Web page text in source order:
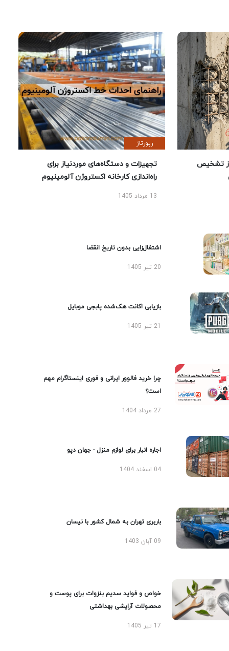
تشخیص
رپورتاژ
تجهیزات و دستگاه‌های موردنیاز برای
راه‌اندازی کارخانه اکستروژن آلومینیوم
13 مرداد 1405
اشتغال‌زایی بدون تاریخ انقضا
20 تیر 1405
بازیابی اکانت هک‌شده پابجی موبایل
چرا خرید فالوور ایرانی و فوری اینستاگرام مهم
است؟
27 مرداد 1404
اجاره انبار برای لوازم منزل - جهان دپو
04 اسفند 1404
باربری تهران به شمال کشور با نیسان
09 آبان 1403
خواص و فواید سدیم بنزوات برای پوست و
محصولات آرایشی بهداشتی
17 تیر 1405